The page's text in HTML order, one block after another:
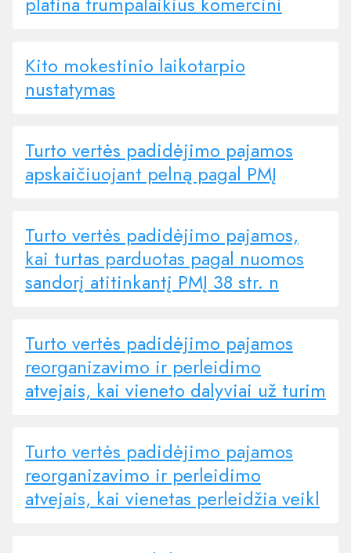
Kito mokestinio laikotarpio
nustatymas
Turto vertės padidėjimo pajamos
apskaičiuojant pelną pagal PMĮ
Turto vertės padidėjimo pajamos,
kai turtas parduotas pagal nuomos
sandorį atitinkantį PMĮ 38 str. n
Turto vertės padidėjimo pajamos
reorganizavimo ir perleidimo
atvejais, kai vieneto dalyviai už turim
Turto vertės padidėjimo pajamos
reorganizavimo ir perleidimo
atvejais, kai vienetas perleidžia veikl